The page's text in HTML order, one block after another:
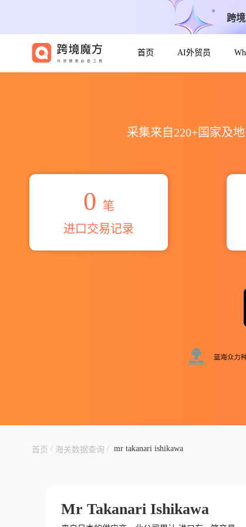
跨
首页 AI外贸员
采集来自220+国家及
0 笔
进口交易记录
首页 / 海关数据查询 / mr takanari ishikawa
Mr Takanari Ishikawa